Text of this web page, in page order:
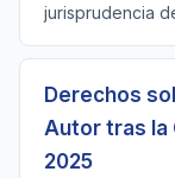
jurisprudencia
Derechos
Autor tras la
2025